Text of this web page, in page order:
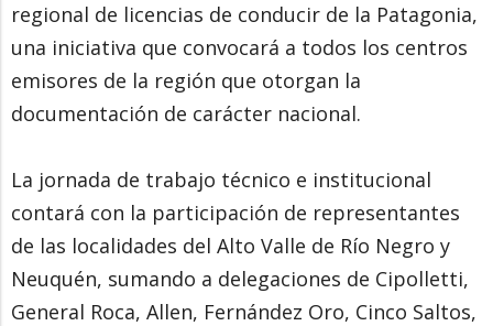
regional de licencias de conducir de la Patagonia,
una iniciativa que convocará a todos los centros
emisores de la región que otorgan la
documentación de carácter nacional.
La jornada de trabajo técnico e institucional
contará con la participación de representantes
de las localidades del Alto Valle de Río Negro y
Neuquén, sumando a delegaciones de Cipolletti,
General Roca, Allen, Fernández Oro, Cinco Saltos,